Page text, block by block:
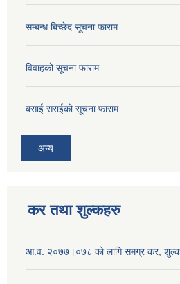
सम्बन्ध बिच्छेद सूचना फाराम
विवाहको सूचना फाराम
बसाई सराईको सूचना फाराम
अन्य
कर तथा शुल्कहरु
आ.व. २०७७।०७८ को लागि समग्र कर, शुल्क,